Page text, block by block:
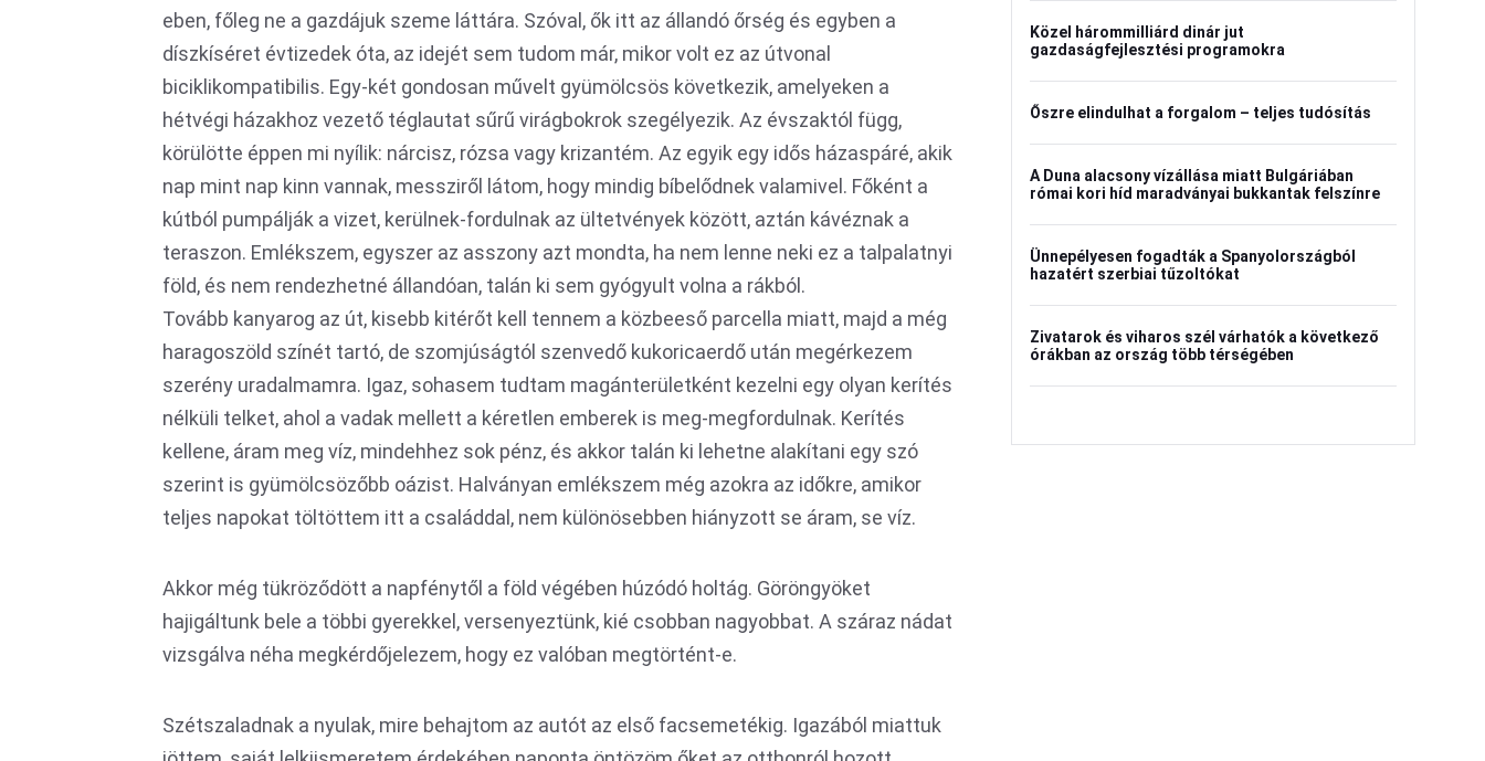
eben, főleg ne a gazdájuk szeme láttára. Szóval, ők itt az állandó őrség és egyben a
díszkíséret évtizedek óta, az idejét sem tudom már, mikor volt ez az útvonal
biciklikompatibilis. Egy-két gondosan művelt gyümölcsös következik, amelyeken a
hétvégi házakhoz vezető téglautat sűrű virágbokrok szegélyezik. Az évszaktól függ,
körülötte éppen mi nyílik: nárcisz, rózsa vagy krizantém. Az egyik egy idős házaspáré, akik
nap mint nap kinn vannak, messziről látom, hogy mindig bíbelődnek valamivel. Főként a
kútból pumpálják a vizet, kerülnek-fordulnak az ültetvények között, aztán kávéznak a
teraszon. Emlékszem, egyszer az asszony azt mondta, ha nem lenne neki ez a talpalatnyi
föld, és nem rendezhetné állandóan, talán ki sem gyógyult volna a rákból.
Tovább kanyarog az út, kisebb kitérőt kell tennem a közbeeső parcella miatt, majd a még
haragoszöld színét tartó, de szomjúságtól szenvedő kukoricaerdő után megérkezem
szerény uradalmamra. Igaz, sohasem tudtam magánterületként kezelni egy olyan kerítés
nélküli telket, ahol a vadak mellett a kéretlen emberek is meg-megfordulnak. Kerítés
kellene, áram meg víz, mindehhez sok pénz, és akkor talán ki lehetne alakítani egy szó
szerint is gyümölcsözőbb oázist. Halványan emlékszem még azokra az időkre, amikor
teljes napokat töltöttem itt a családdal, nem különösebben hiányzott se áram, se víz.
Akkor még tükröződött a napfénytől a föld végében húzódó holtág. Göröngyöket
hajigáltunk bele a többi gyerekkel, versenyeztünk, kié csobban nagyobbat. A száraz nádat
vizsgálva néha megkérdőjelezem, hogy ez valóban megtörtént-e.
Szétszaladnak a nyulak, mire behajtom az autót az első facsemetékig. Igazából miattuk
Közel hárommilliárd dinár jut
gazdaságfejlesztési programokra
Őszre elindulhat a forgalom – teljes tudósítás
A Duna alacsony vízállása miatt Bulgáriában
római kori híd maradványai bukkantak felszínre
Ünnepélyesen fogadták a Spanyolországból
hazatért szerbiai tűzoltókat
Zivatarok és viharos szél várhatók a következő
órákban az ország több térségében